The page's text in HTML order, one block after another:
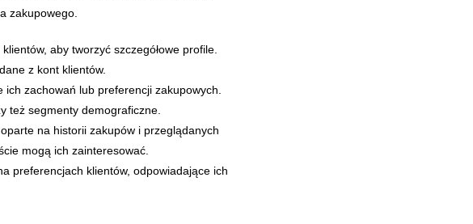
zakupowego.
aby tworzyć szczegółowe profile.
z kont klientów.
zachowań lub preferencji zakupowych.
też segmenty demograficzne.
na historii zakupów i przeglądanych
mogą ich zainteresować.
preferencjach klientów, odpowiadające ich